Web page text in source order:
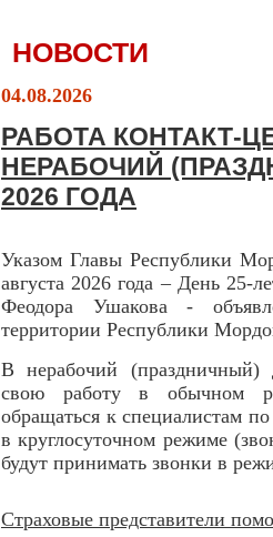
НОВОСТИ
04.08.2026
РАБОТА КОНТАКТ-
НЕРАБОЧИЙ
2026 ГОДА
Указом Главы Республики
августа 2026 года – День 25-
Феодора Ушакова -
территории Республики
В нерабочий (праздничный)
свою работу в обычном
обращаться к специалистам
в круглосуточном режиме
будут принимать звонки в
Страховые представители